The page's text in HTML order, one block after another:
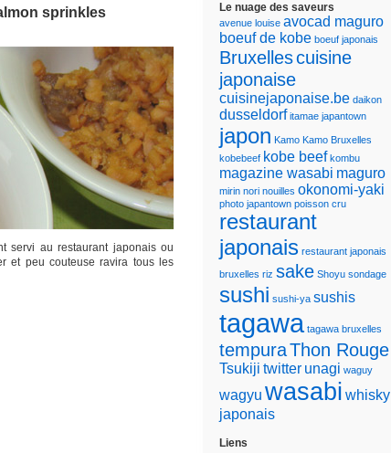
sprinkles
servi au restaurant japonais ou
et peu couteuse ravira tous les
Le nuage des saveurs
avenue louise avocad maguro
boeuf de kobe boeuf japonais
Bruxellescuisine
japonaise
cuisinejaponaise.be daikon
dusseldorf itamae japantown
japon Kamo Kamo Bruxelles
kobebeef kobe beef kombu
magazine wasabi maguro
mirin nori nouilles okonomi-yaki
photo japantown poisson cru
restaurant
japonais restaurant japonais
bruxelles riz sake Shoyu sondage
sushi sushi-ya sushis
tagawa tagawa bruxelles
tempuraThon Rouge
Tsukiji twitter unagi waguy
wagyu wasabi whisky
japonais
Liens